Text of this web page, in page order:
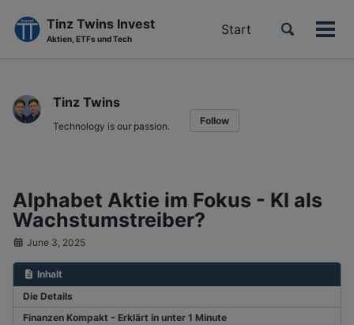
primary
navigation
content
footer
Tinz Twins Invest
Aktien, ETFs und Tech
Start
Toggle
Tinz Twins
Technology is our passion. Follow
Alphabet Aktie im Fokus - KI als
Wachstumstreiber?
June 3, 2025
Inhalt
Die Details
Finanzen Kompakt - Erklärt in unter 1 Minute